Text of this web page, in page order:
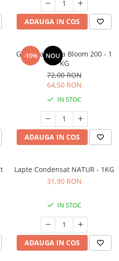
ADAUGA IN COS
-10% NOU
Gelatina pudra Bloom 200 - 1
KG
72,00 RON
64,50 RON
IN STOC
ADAUGA IN COS
Lapte Condensat NATUR - 1KG
31,90 RON
IN STOC
ADAUGA IN COS